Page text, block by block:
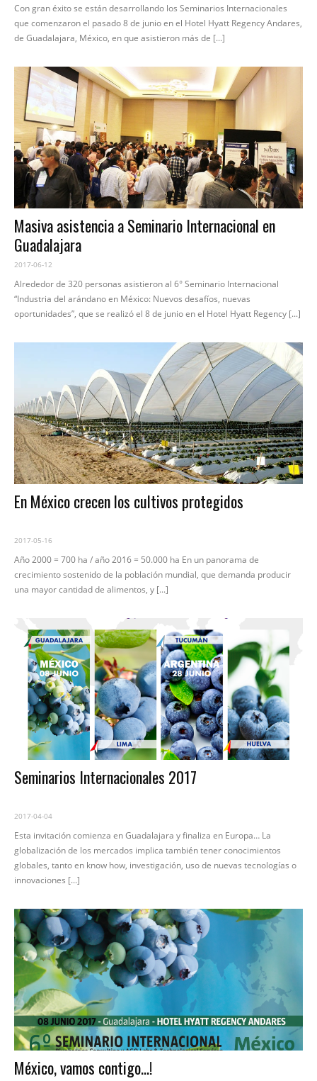
Con gran éxito se están desarrollando los Seminarios Internacionales
que comenzaron el pasado 8 de junio en el Hotel Hyatt Regency Andares,
de Guadalajara, México, en que asistieron más de [...]
Masiva asistencia a Seminario Internacional en
Guadalajara
2017-06-12
Alrededor de 320 personas asistieron al 6° Seminario Internacional
“Industria del arándano en México: Nuevos desafíos, nuevas
oportunidades”, que se realizó el 8 de junio en el Hotel Hyatt Regency [...]
En México crecen los cultivos protegidos
2017-05-16
Año 2000 = 700 ha / año 2016 = 50.000 ha En un panorama de
crecimiento sostenido de la población mundial, que demanda producir
una mayor cantidad de alimentos, y [...]
Seminarios Internacionales 2017
2017-04-04
Esta invitación comienza en Guadalajara y finaliza en Europa… La
globalización de los mercados implica también tener conocimientos
globales, tanto en know how, investigación, uso de nuevas tecnologías o
innovaciones [...]
México, vamos contigo…!